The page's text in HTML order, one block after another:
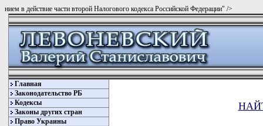
нием в действие части второй Налогового кодекса Российской Федерации" />
Главная
Законодательство РБ
Кодексы
Законы других стран
Право Украины